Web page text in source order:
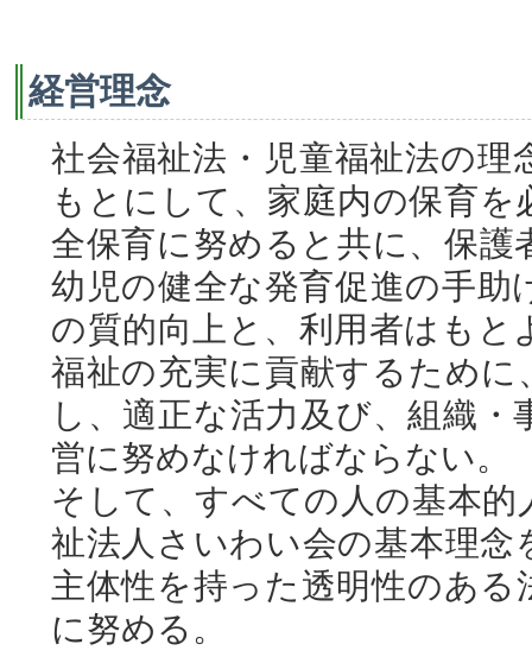
経営理念
社会福祉法・児童福祉法の理
もとにして、家庭内の保育
全保育に努めると共に、保護
幼児の健全な発育促進の手助
の質的向上と、利用者はもと
福祉の充実に貢献するために
し、適正な活力及び、組織
営に努めなければならない。
そして、すべての人の基本的
祉法人さいわい会の基本理念
主体性を持った透明性のある
に努める。